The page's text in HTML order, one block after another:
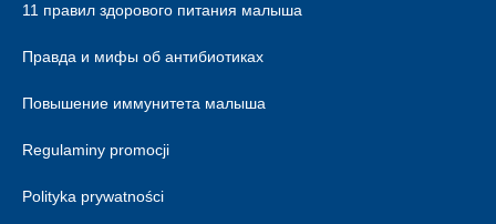
11 правил здорового питания малыша
Правда и мифы об антибиотиках
Повышение иммунитета малыша
Regulaminy promocji
Polityka prywatności